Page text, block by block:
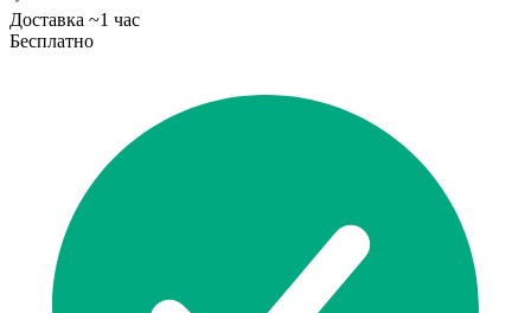
Доставка ~1 час
Бесплатно